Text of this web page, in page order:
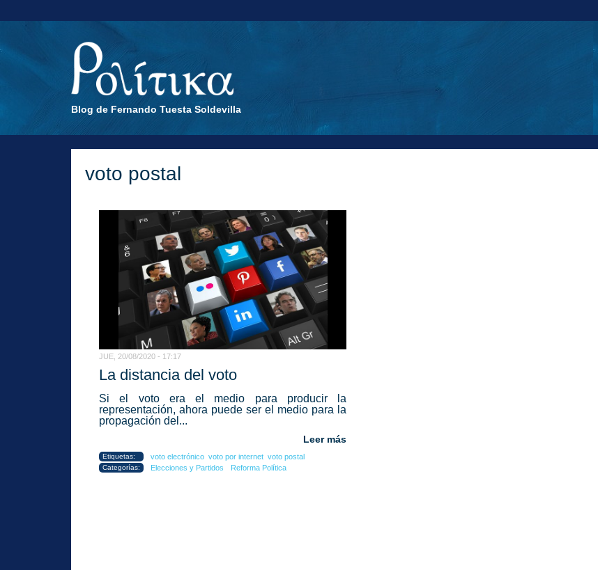
Blog de Fernando Tuesta Soldevilla
voto postal
JUE, 20/08/2020 - 17:17
La distancia del voto
Si el voto era el medio para producir la
representación, ahora puede ser el medio para la
propagación del...
Leer más
Etiquetas: voto electrónico voto por internet voto postal
Categorías: Elecciones y Partidos Reforma Política